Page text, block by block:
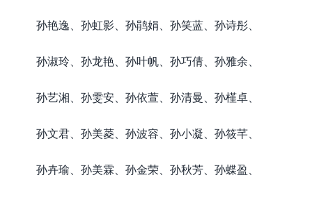
孙艳逸、孙虹影、孙鹃娟、孙笑蓝、孙诗彤、
孙淑玲、孙龙艳、孙叶帆、孙巧倩、孙雅余、
孙艺湘、孙雯安、孙依萱、孙清曼、孙槿卓、
孙文君、孙美菱、孙波容、孙小凝、孙筱芊、
孙卉瑜、孙美霖、孙金荣、孙秋芳、孙蝶盈、